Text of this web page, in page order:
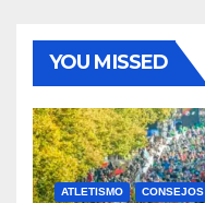
YOU MISSED
ATLETISMO CONSEJOS